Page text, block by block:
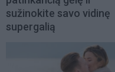
sužinokite savo vidinę
supergalią